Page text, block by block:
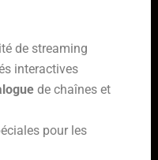
de streaming
interactives
de chaînes et
pour les